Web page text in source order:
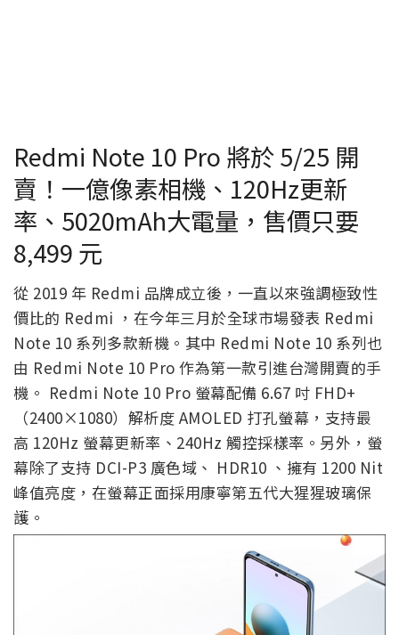
Redmi Note 10 Pro 將於 5/25 開
賣！一億像素相機、120Hz更新
率、5020mAh大電量，售價只要
8,499 元
從 2019 年 Redmi 品牌成立後，一直以來強調極致性
價比的 Redmi ，在今年三月於全球市場發表 Redmi
Note 10 系列多款新機。其中 Redmi Note 10 系列也
由 Redmi Note 10 Pro 作為第一款引進台灣開賣的手
機。 Redmi Note 10 Pro 螢幕配備 6.67 吋 FHD+
（2400×1080）解析度 AMOLED 打孔螢幕，支持最
高 120Hz 螢幕更新率、240Hz 觸控採樣率。另外，螢
幕除了支持 DCI-P3 廣色域、 HDR10 、擁有 1200 Nit
峰值亮度，在螢幕正面採用康寧第五代大猩猩玻璃保
護。